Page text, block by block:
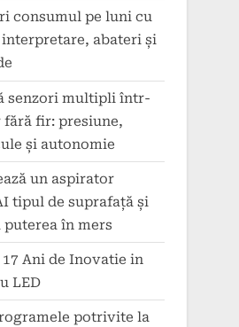
consumul pe luni cu
abateri și
senzori multipli într-
fir: presiune,
și autonomie
un aspirator
tipul de suprafață și
puterea în mers
17 Ani de Inovatie in
LED
potrivite la